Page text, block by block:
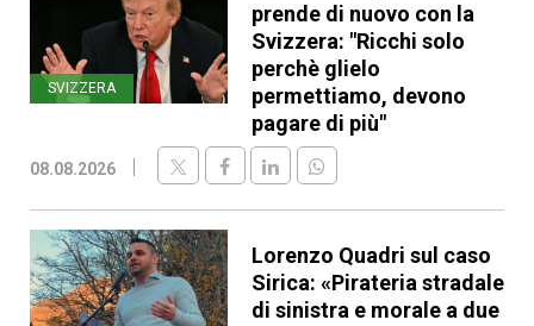
SVIZZERA
prende di nuovo con la
Svizzera: "Ricchi solo
perchè glielo
permettiamo, devono
pagare di più"
08.08.2026
Lorenzo Quadri sul caso
Sirica: «Pirateria stradale
di sinistra e morale a due